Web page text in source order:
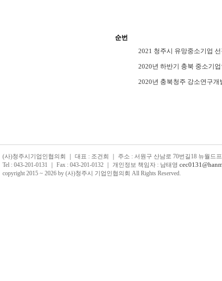
순번
2021 청주시 유망중소기업
2020년 하반기 충북 중소기
2020년 충북청주 강소연구
(사)청주시기업인협의회 ｜ 대표 : 조건희 ｜ 주소 : 서원구 산남로 70번길18 뉴월드
Tel : 043-201-0131 ｜ Fax : 043-201-0132 ｜ 개인정보 책임자 : 남태영
copyright 2015 ~ 2026 by (사)청주시 기업인협의회 All Rights Reserved.